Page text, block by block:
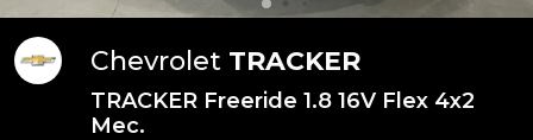
Chevrolet TRACKER
TRACKER Freeride 1.8 16V Flex 4x2
Mec.